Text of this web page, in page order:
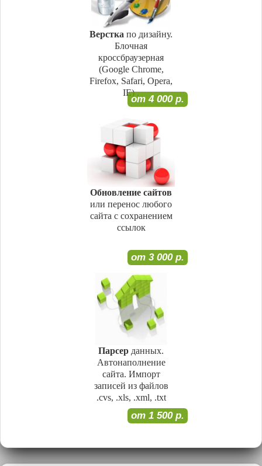
Верстка по дизайну.
Блочная
кроссбраузерная
(Google Chrome,
Firefox, Safari, Opera,
IE) .
от 4 000 р.
Обновление сайтов
или перенос любого
сайта c сохранением
ссылок
от 3 000 р.
Парсер данных.
Автонаполнение
сайта. Импорт
записей из файлов
.cvs, .xls, .xml, .txt
от 1 500 р.